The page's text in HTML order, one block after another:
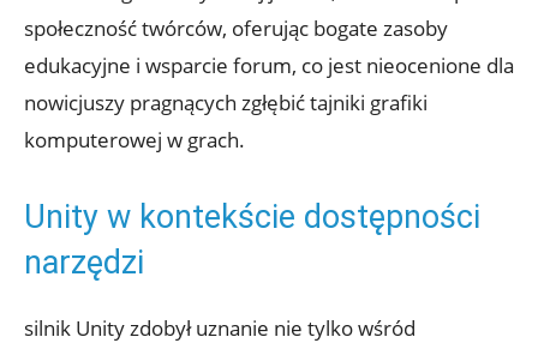
społeczność⁢ twórców, ⁤oferując bogate zasoby
edukacyjne​ i wsparcie forum, co jest nieocenione dla
nowicjuszy pragnących zgłębić‍ tajniki grafiki
komputerowej ​w grach.
Unity w⁤ kontekście ⁤dostępności
narzędzi
silnik Unity zdobył uznanie ‍nie tylko wśród